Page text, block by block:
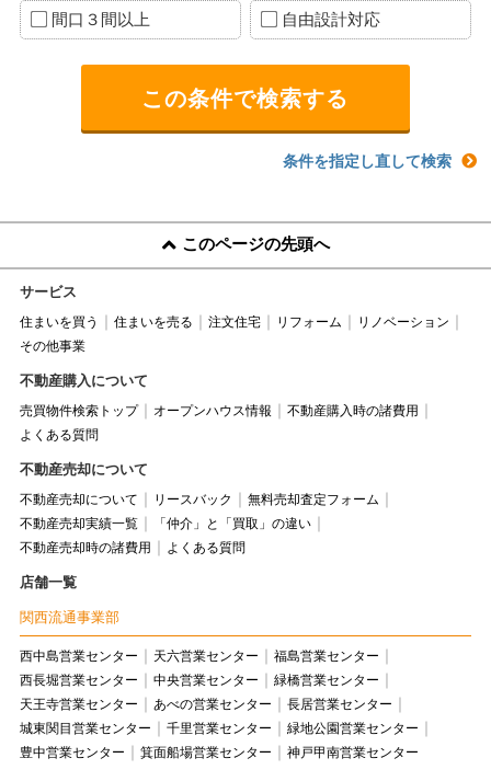
間口３間以上 自由設計対応
条件を指定し直して検索
このページの先頭へ
サービス
住まいを買う 住まいを売る 注文住宅 リフォーム
リノベーション
その他事業
不動産購入について
売買物件検索トップ オープンハウス情報
不動産購入時の諸費用
よくある質問
不動産売却について
不動産売却について リースバック
無料売却査定フォーム
不動産売却実績一覧
「仲介」と「買取」の違い
不動産売却時の諸費用
よくある質問
店舗一覧
関西流通事業部
西中島営業センター 天六営業センター
福島営業センター
西長堀営業センター
中央営業センター
緑橋営業センター
天王寺営業センター
あべの営業センター
長居営業センター
城東関目営業センター
千里営業センター
緑地公園営業センター
豊中営業センター
箕面船場営業センター 神戸甲南営業センター